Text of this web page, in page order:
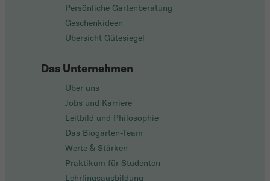
Persönliche Gartenberatung
Geschenkideen
Übersicht Gütesiegel
Das Unternehmen
Über uns
Jobs und Karriere
Leitbild und Philosophie
Das Biogarten-Team
Werte & Stärken
Praktikum für Studenten
Lehrlingsausbildung